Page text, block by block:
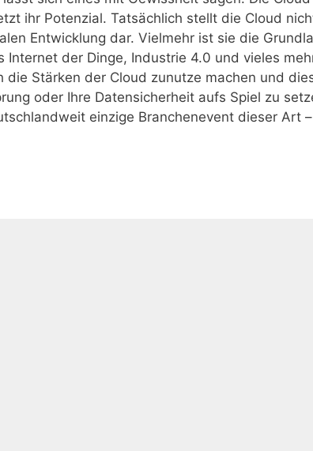
ihr Potenzial. Tatsächlich stellt die Cloud
Entwicklung dar. Vielmehr ist sie die
Internet der Dinge, Industrie 4.0 und vieles
Stärken der Cloud zunutze machen und
oder Ihre Datensicherheit aufs Spiel zu
einzige Branchenevent dieser Art